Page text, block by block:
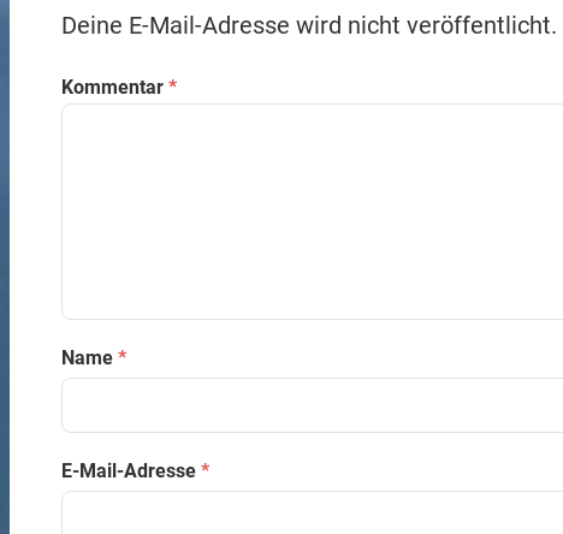
Deine E-Mail-Adresse wird nicht veröffentlicht.
Kommentar*
Name*
E-Mail-Adresse*